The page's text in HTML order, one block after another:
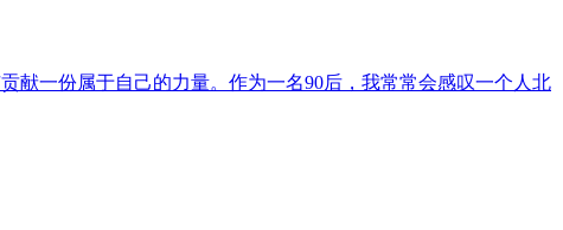
献一份属于自己的力量。作为一名90后，我常常会感叹一个人北